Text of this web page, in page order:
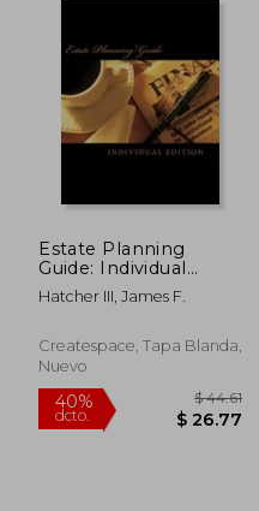
40%
dcto. $ 22.27
Estate Planning
Guide: Individual
Edition (en Inglés)
Hatcher III, James F.
Createspace, Tapa Blanda,
Nuevo